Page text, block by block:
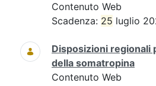
Contenuto Web
Scadenza: 25 luglio
Disposizioni regionali
della somatropina
Contenuto Web